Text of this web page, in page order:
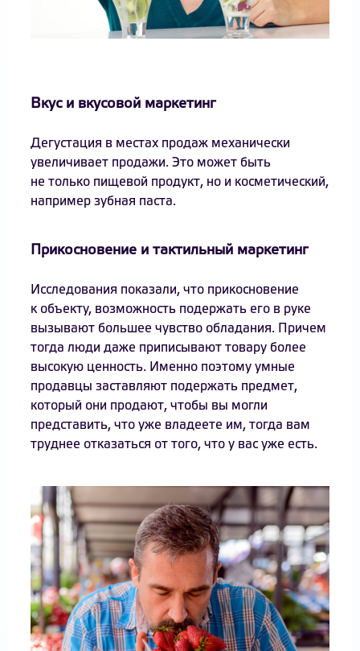
Вкус и вкусовой маркетинг
Дегустация в местах продаж механически
увеличивает продажи. Это может быть
не только пищевой продукт, но и косметический,
например зубная паста.
Прикосновение и тактильный маркетинг
Исследования показали, что прикосновение
к объекту, возможность подержать его в руке
вызывают большее чувство обладания. Причем
тогда люди даже приписывают товару более
высокую ценность. Именно поэтому умные
продавцы заставляют подержать предмет,
который они продают, чтобы вы могли
представить, что уже владеете им, тогда вам
труднее отказаться от того, что у вас уже есть.